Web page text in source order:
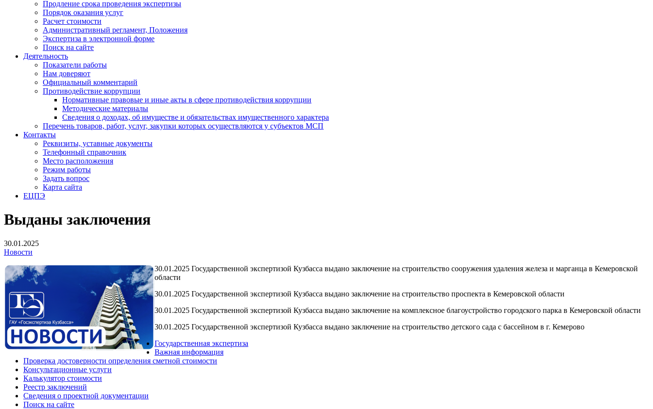
Продление срока проведения экспертизы
Порядок оказания услуг
Расчет стоимости
Административный регламент, Положения
Экспертиза в электронной форме
Поиск на сайте
Деятельность
Показатели работы
Нам доверяют
Официальный комментарий
Противодействие коррупции
Нормативные правовые и иные акты в сфере противодействия коррупции
Методические материалы
Сведения о доходах, об имуществе и обязательствах имущественного характера
Перечень товаров, работ, услуг, закупки которых осуществляются у субъектов МСП
Контакты
Реквизиты, уставные документы
Телефонный справочник
Место расположения
Режим работы
Задать вопрос
Карта сайта
ЕЦПЭ
Выданы заключения
30.01.2025
Новости
30.01.2025 Государственной экспертизой Кузбасса выдано заключение на строительство сооружения удаления железа и марганца в Кемеровской
области
30.01.2025 Государственной экспертизой Кузбасса выдано заключение на строительство проспекта в Кемеровской области
30.01.2025 Государственной экспертизой Кузбасса выдано заключение на комплексное благоустройство городского парка в Кемеровской области
30.01.2025 Государственной экспертизой Кузбасса выдано заключение на строительство детского сада с бассейном в г. Кемерово
Государственная экспертиза
Важная информация
Проверка достоверности определения сметной стоимости
Консультационные услуги
Калькулятор стоимости
Реестр заключений
Сведения о проектной документации
Поиск на сайте